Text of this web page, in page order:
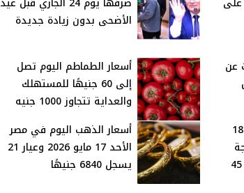
الأضحى بدون زيادة جديدة
عن
أسعار الطماطم اليوم تصل
إلى 60 جنيهًا للمستهلك
والعداية تتجاوز 1000 جنيه
حالة الطقس غدًا الاثنين 18
الحارة وتحذيرات من حرارة 45
أسعار الذهب اليوم في مصر
الأحد 17 مايو 2026 وعيار 21
يسجل 6840 جنيهًا